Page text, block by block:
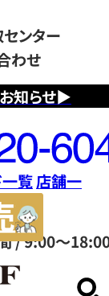
知らせ▶
センター
わせ
/ 9:00～
覧店舗一
サ